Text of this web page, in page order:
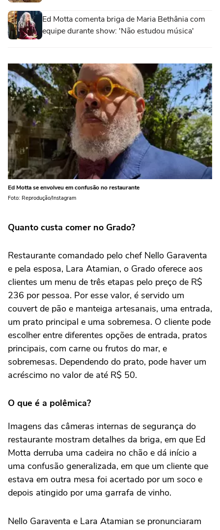
Ed Motta comenta briga de Maria Bethânia com
equipe durante show: 'Não estudou música'
Ed Motta se envolveu em confusão no restaurante
Foto: Reprodução/Instagram
Quanto custa comer no Grado?
Restaurante comandado pelo chef Nello Garaventa
e pela esposa, Lara Atamian, o Grado oferece aos
clientes um menu de três etapas pelo preço de R$
236 por pessoa. Por esse valor, é servido um
couvert de pão e manteiga artesanais, uma entrada,
um prato principal e uma sobremesa. O cliente pode
escolher entre diferentes opções de entrada, pratos
principais, com carne ou frutos do mar, e
sobremesas. Dependendo do prato, pode haver um
acréscimo no valor de até R$ 50.
O que é a polêmica?
Imagens das câmeras internas de segurança do
restaurante mostram detalhes da briga, em que Ed
Motta derruba uma cadeira no chão e dá início a
uma confusão generalizada, em que um cliente que
estava em outra mesa foi acertado por um soco e
depois atingido por uma garrafa de vinho.
Nello Garaventa e Lara Atamian se pronunciaram